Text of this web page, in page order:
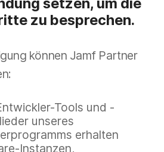
zu besprechen.
können Jamf Partner
Tools und -
unseres
erhalten
Instanzen,